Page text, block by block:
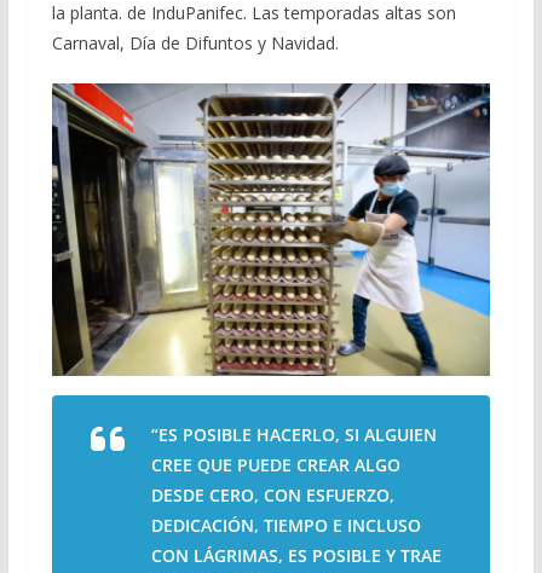
la planta. de InduPanifec. Las temporadas altas son
Carnaval, Día de Difuntos y Navidad.
“ES POSIBLE HACERLO, SI ALGUIEN
CREE QUE PUEDE CREAR ALGO
DESDE CERO, CON ESFUERZO,
DEDICACIÓN, TIEMPO E INCLUSO
CON LÁGRIMAS, ES POSIBLE Y TRAE